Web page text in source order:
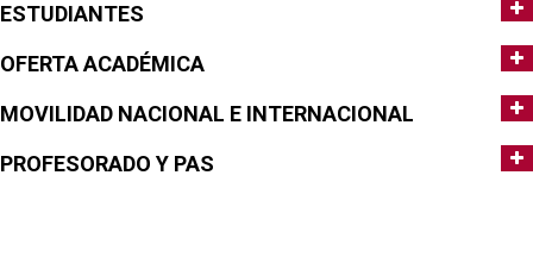
ESTUDIANTES
OFERTA ACADÉMICA
MOVILIDAD NACIONAL E INTERNACIONAL
PROFESORADO Y PAS